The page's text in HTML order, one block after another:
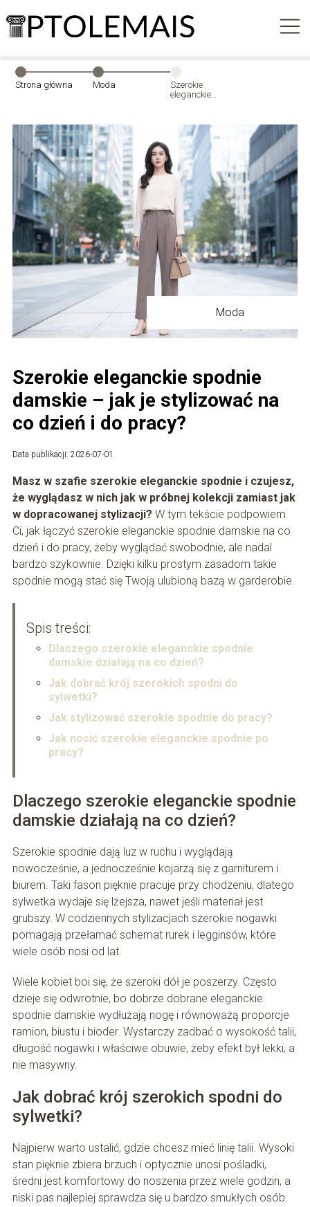
Strona główna Moda
Szerokie
eleganckie
stylizować na co
dzień i do pracy?
Moda
Szerokie eleganckie spodnie
damskie – jak je stylizować na
co dzień i do pracy?
Data publikacji: 2026-07-01
Masz w szafie szerokie eleganckie spodnie i czujesz,
że wyglądasz w nich jak w próbnej kolekcji zamiast jak
w dopracowanej stylizacji? W tym tekście podpowiem
Ci, jak łączyć szerokie eleganckie spodnie damskie na co
dzień i do pracy, żeby wyglądać swobodnie, ale nadal
bardzo szykownie. Dzięki kilku prostym zasadom takie
spodnie mogą stać się Twoją ulubioną bazą w garderobie.
Spis treści:
Dlaczego szerokie eleganckie spodnie
damskie działają na co dzień?
Jak dobrać krój szerokich spodni do
sylwetki?
Jak stylizować szerokie spodnie do pracy?
Jak nosić szerokie eleganckie spodnie po
pracy?
Dlaczego szerokie eleganckie spodnie
damskie działają na co dzień?
Szerokie spodnie dają luz w ruchu i wyglądają
nowocześnie, a jednocześnie kojarzą się z garniturem i
biurem. Taki fason pięknie pracuje przy chodzeniu, dlatego
sylwetka wydaje się lżejsza, nawet jeśli materiał jest
grubszy. W codziennych stylizacjach szerokie nogawki
pomagają przełamać schemat rurek i legginsów, które
wiele osób nosi od lat.
Wiele kobiet boi się, że szeroki dół je poszerzy. Często
dzieje się odwrotnie, bo dobrze dobrane eleganckie
spodnie damskie wydłużają nogę i równoważą proporcje
ramion, biustu i bioder. Wystarczy zadbać o wysokość talii,
długość nogawki i właściwe obuwie, żeby efekt był lekki, a
nie masywny.
Jak dobrać krój szerokich spodni do
sylwetki?
Najpierw warto ustalić, gdzie chcesz mieć linię talii. Wysoki
stan pięknie zbiera brzuch i optycznie unosi pośladki,
średni jest komfortowy do noszenia przez wiele godzin, a
niski pas najlepiej sprawdza się u bardzo smukłych osób.